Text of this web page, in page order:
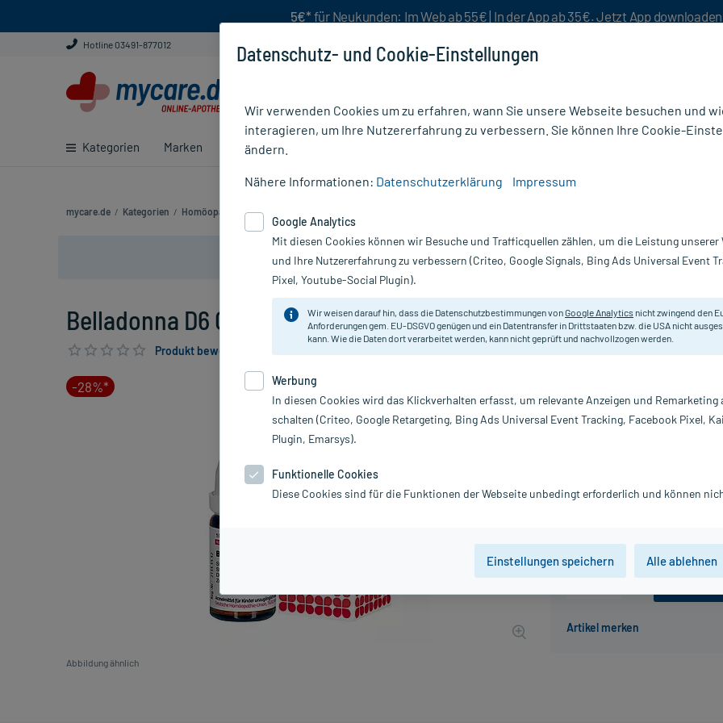
5€* für Neukunden: Im Web ab 55€ | In der App ab 35€. Jetzt App downloaden
Hotline 03491-877012
Kategorien Marken Ratgeber
mycare.de / Kategorien / Homöopathie / Einzelmittel
Nur für kurze Zeit:Gratis-Versand* ab 19€ Mindestbestellwert!
Belladonna D6 Globuli, 10 g
Produkt bewerten & PlusHerzen sichern
-28%*
Abbildung ähnlich
inkl. MwSt. zzgl. Versandkosten
DHU - Einzelmittel
Homöopathisches Arzneimittel. Mit
PZN:
Hersteller:
Datenschutz- und Cookie-Einstellungen
Wir verwenden Cookies um zu erfahren, wann Sie unsere Webseite besuchen und
interagieren, um Ihre Nutzererfahrung zu verbessern. Sie können Ihre Cookie-
ändern.
Nähere Informationen: Datenschutzerklärung Impressum
Google Analytics
Mit diesen Cookies können wir Besuche und Trafficquellen zählen, um die Leistung unserer
und Ihre Nutzererfahrung zu verbessern (Criteo, Google Signals, Bing Ads Universal Event
Pixel, Youtube-Social Plugin).
Wir weisen darauf hin, dass die Datenschutzbestimmungen vonGoogle Analytics nicht zwingend den
Anforderungen gem. EU-DSGVO genügen und ein Datentransfer in Drittstaaten bzw. die USA nicht
kann. Wie die Daten dort verarbeitet werden, kann nicht geprüft und nachvollzogen werden.
Werbung
In diesen Cookies wird das Klickverhalten erfasst, um relevante Anzeigen und Remarketing
schalten (Criteo, Google Retargeting, Bing Ads Universal Event Tracking, Facebook Pixel,
Plugin, Emarsys).
Funktionelle Cookies
Diese Cookies sind für die Funktionen der Webseite unbedingt erforderlich und können
Einstellungen speichern Alle ablehnen